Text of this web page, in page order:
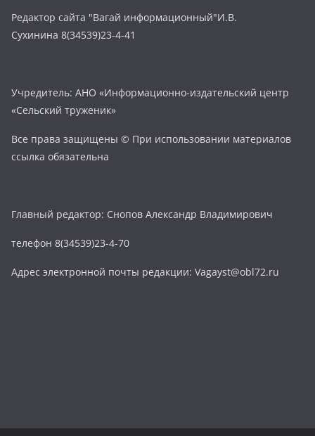
Редактор сайта "Вагай информационный"И.В.
Сухинина 8(34539)23-4-41
Учредитель: АНО «Информационно-издательский центр
«Сельский труженик»
Все права защищены © При использовании материалов
ссылка обязательна
Главный редактор: Снопов Александр Владимирович
телефон 8(34539)23-4-70
Адрес электронной почты редакции: Vagayst@obl72.ru